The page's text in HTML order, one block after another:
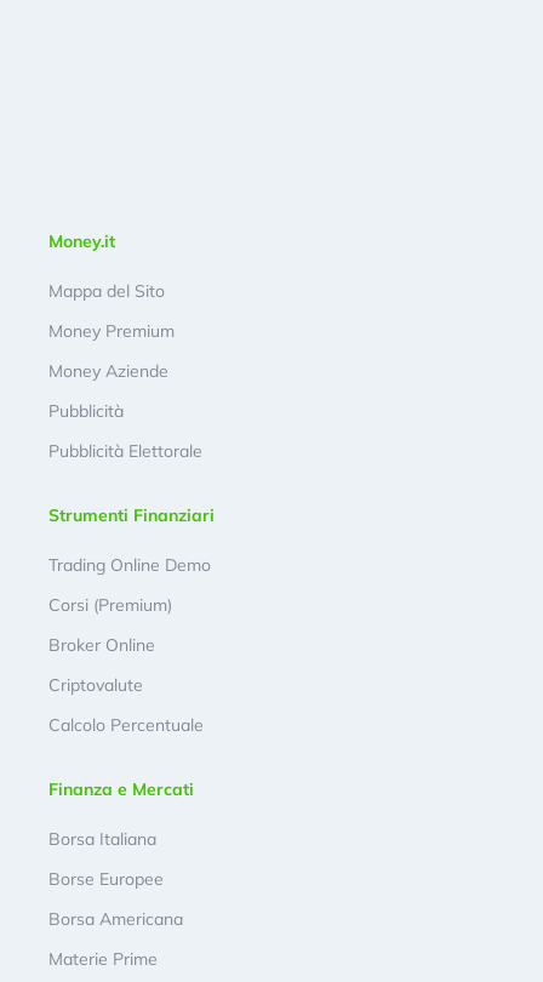
Money.it
Mappa del Sito
Money Premium
Money Aziende
Pubblicità
Pubblicità Elettorale
Strumenti Finanziari
Trading Online Demo
Corsi (Premium)
Broker Online
Criptovalute
Calcolo Percentuale
Finanza e Mercati
Borsa Italiana
Borse Europee
Borsa Americana
Materie Prime